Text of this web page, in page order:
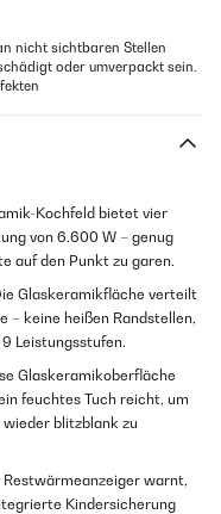
nicht sichtbaren Stellen
oder umverpackt sein.
Kochfeld bietet vier
von 6.600 W – genug
auf den Punkt zu garen.
Glaskeramikfläche verteilt
– keine heißen Randstellen,
Leistungsstufen.
Glaskeramikoberfläche
feuchtes Tuch reicht, um
blitzblank zu
Restwärmeanzeiger warnt,
Kindersicherung